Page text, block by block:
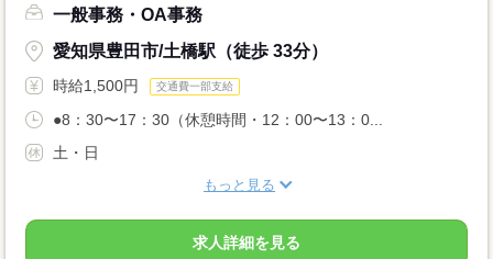
一般事務・OA事務
愛知県豊田市/土橋駅（徒歩 33分）
時給1,500円 交通費一部支給
●8：30〜17：30（休憩時間・12：00〜13：0...
土・日
もっと見る
求人詳細を見る